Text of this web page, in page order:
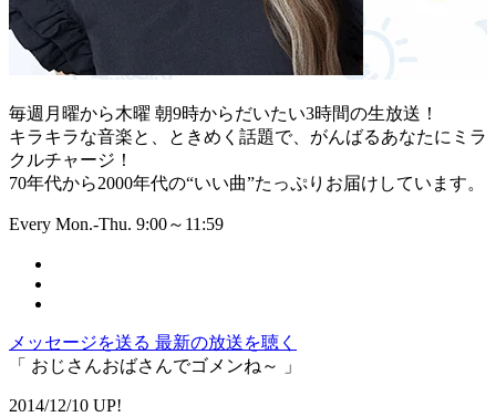
毎週月曜から木曜 朝9時からだいたい3時間の生放送！
キラキラな音楽と、ときめく話題で、がんばるあなたにミラ
クルチャージ！
70年代から2000年代の“いい曲”たっぷりお届けしています。
Every Mon.-Thu. 9:00～11:59
メッセージを送る 最新の放送を聴く
「 おじさんおばさんでゴメンね～ 」
2014/12/10 UP!